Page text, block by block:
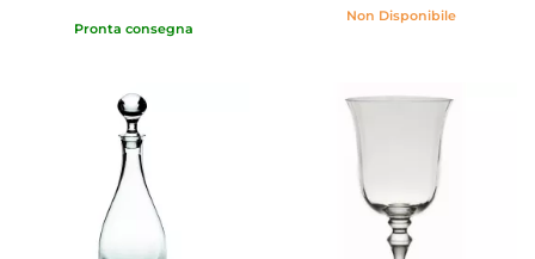
Pronta consegna
Non Disponibile